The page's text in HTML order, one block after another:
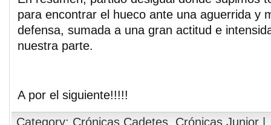
para encontrar el hueco ante una aguerrida y
defensa, sumada a una gran actitud e
nuestra parte.
A por el siguiente!!!!!
Category: Crónicas Cadetes, Crónicas Junior